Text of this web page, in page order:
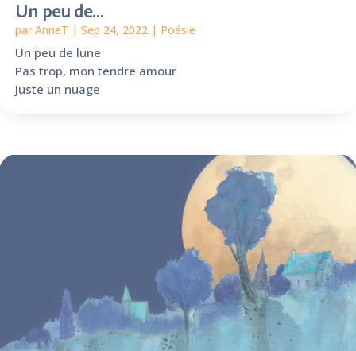
Un peu de…
parAnneT | Sep 24, 2022 | Poésie
Un peu de lune
Pas trop, mon tendre amour
Juste un nuage